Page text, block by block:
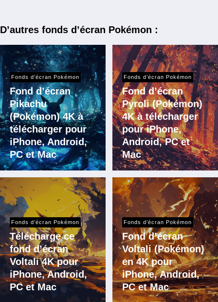
D’autres fonds d’écran Pokémon :
Fonds d’écran Pokémon
Fond d’écran
Pikachu
(Pokémon) 4K à
télécharger pour
iPhone, Android,
PC et Mac
Fonds d’écran Pokémon
Fond d’écran
Pyroli (Pokémon)
4K à télécharger
pour iPhone,
Android, PC et
Mac
Fonds d’écran Pokémon
Télécharge ce
fond d’écran
Voltali 4K pour
iPhone, Android,
PC et Mac
Fonds d’écran Pokémon
Fond d’écran
Voltali (Pokémon)
en 4K pour
iPhone, Android,
PC et Mac